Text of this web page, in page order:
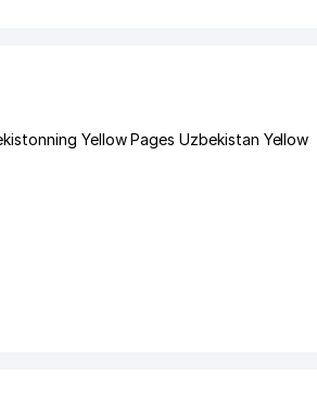
Yellow Pages Uzbekistan Yellow